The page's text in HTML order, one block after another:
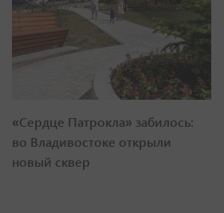
«Сердце Патрокла» забилось:
во Владивостоке открыли
новый сквер